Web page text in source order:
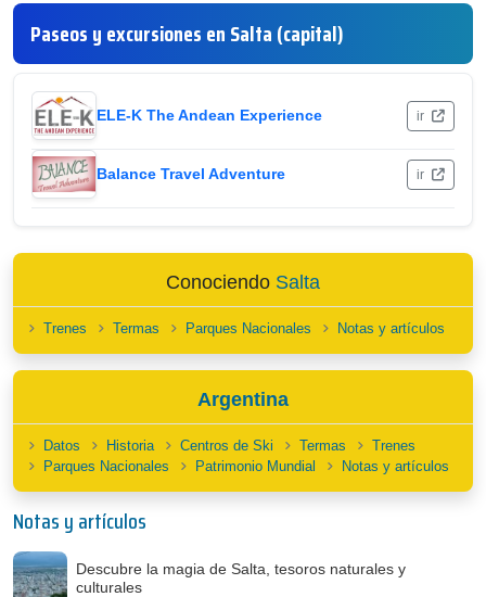
Paseos y excursiones en Salta (capital)
ELE-K The Andean Experience ir
Balance Travel Adventure ir
Conociendo Salta
Trenes Termas Parques Nacionales Notas y artículos
Argentina
Datos Historia Centros de Ski Termas
Trenes
Parques Nacionales
Patrimonio Mundial Notas y artículos
Notas y artículos
Descubre la magia de Salta, tesoros naturales y
culturales